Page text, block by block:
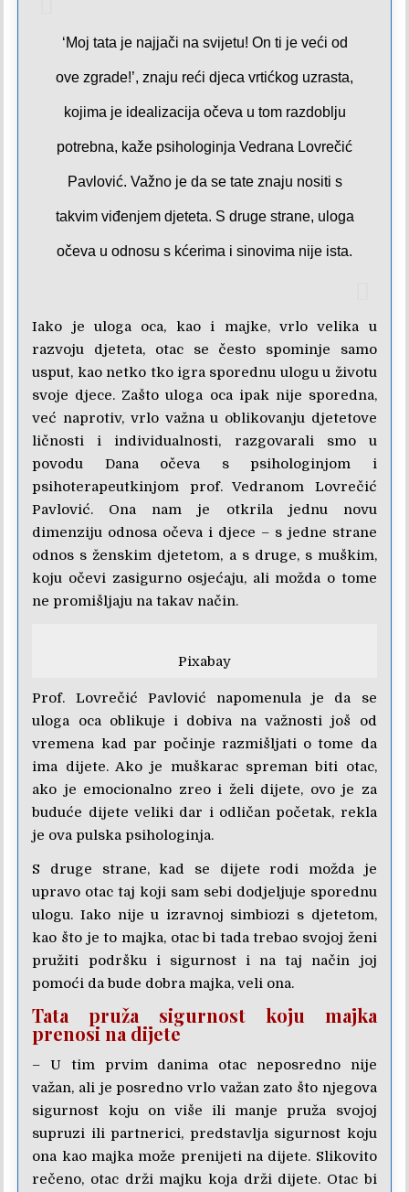
‘Moj tata je najjači na svijetu! On ti je veći od
ove zgrade!’, znaju reći djeca vrtićkog uzrasta,
kojima je idealizacija očeva u tom razdoblju
potrebna, kaže psihologinja Vedrana Lovrečić
Pavlović. Važno je da se tate znaju nositi s
takvim viđenjem djeteta. S druge strane, uloga
očeva u odnosu s kćerima i sinovima nije ista.
Iako je uloga oca, kao i majke, vrlo velika u
razvoju djeteta, otac se često spominje samo
usput, kao netko tko igra sporednu ulogu u životu
svoje djece. Zašto uloga oca ipak nije sporedna,
već naprotiv, vrlo važna u oblikovanju djetetove
ličnosti i individualnosti, razgovarali smo u
povodu Dana očeva s psihologinjom i
psihoterapeutkinjom prof. Vedranom Lovrečić
Pavlović. Ona nam je otkrila jednu novu
dimenziju odnosa očeva i djece – s jedne strane
odnos s ženskim djetetom, a s druge, s muškim,
koju očevi zasigurno osjećaju, ali možda o tome
ne promišljaju na takav način.
Pixabay
Prof. Lovrečić Pavlović napomenula je da se
uloga oca oblikuje i dobiva na važnosti još od
vremena kad par počinje razmišljati o tome da
ima dijete. Ako je muškarac spreman biti otac,
ako je emocionalno zreo i želi dijete, ovo je za
buduće dijete veliki dar i odličan početak, rekla
je ova pulska psihologinja.
S druge strane, kad se dijete rodi možda je
upravo otac taj koji sam sebi dodjeljuje sporednu
ulogu. Iako nije u izravnoj simbiozi s djetetom,
kao što je to majka, otac bi tada trebao svojoj ženi
pružiti podršku i sigurnost i na taj način joj
pomoći da bude dobra majka, veli ona.
Tata pruža sigurnost koju majka
prenosi na dijete
– U tim prvim danima otac neposredno nije
važan, ali je posredno vrlo važan zato što njegova
sigurnost koju on više ili manje pruža svojoj
supruzi ili partnerici, predstavlja sigurnost koju
ona kao majka može prenijeti na dijete. Slikovito
rečeno, otac drži majku koja drži dijete. Otac bi